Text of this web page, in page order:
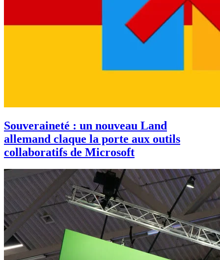
Souveraineté : un nouveau Land
allemand claque la porte aux outils
collaboratifs de Microsoft